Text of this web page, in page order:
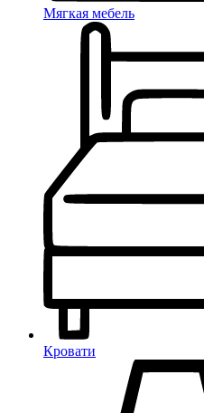
Мягкая мебель
Кровати